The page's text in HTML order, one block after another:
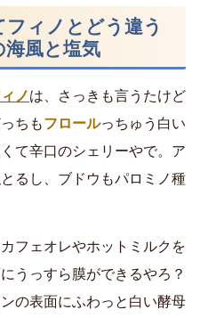
ィノとどう違う
風と塩気
ノは、さっきも言うたけど
ちもフロールっちゅう白い
て辛口のシェリーやで。ア
るし、ブドウもパロミノ種
フェオレやホットミルクを
うっすら膜ができるやろ？
の表面にふわっと白い酵母